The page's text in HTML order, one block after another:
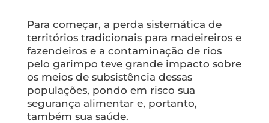
Para começar, a perda sistemática de
territórios tradicionais para madeireiros e
fazendeiros e a contaminação de rios
pelo garimpo teve grande impacto sobre
os meios de subsistência dessas
populações, pondo em risco sua
segurança alimentar e, portanto,
também sua saúde.